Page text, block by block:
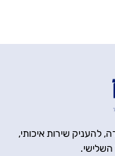
להעניק שירות איכותי,
השלישי.